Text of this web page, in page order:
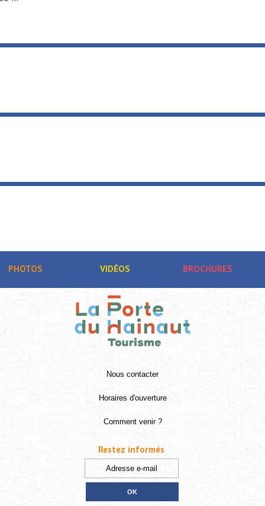
PHOTOS VIDÉOS BROCHURES
Nous contacter
Horaires d'ouverture
Comment venir ?
Restez informés